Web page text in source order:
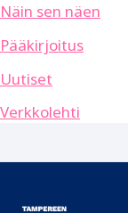
Näin sen näen
Pääkirjoitus
Uutiset
Verkkolehti